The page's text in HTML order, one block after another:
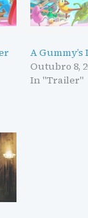
A
Outubro 8,
In "Trailer"